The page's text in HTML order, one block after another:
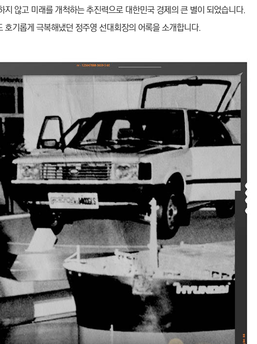
않고 미래를 개척하는 추진력으로 대한민국 경제의 큰 별이 되었습니다.
기롭게 극복해냈던 정주영 선대회장의 어록을 소개합니다.